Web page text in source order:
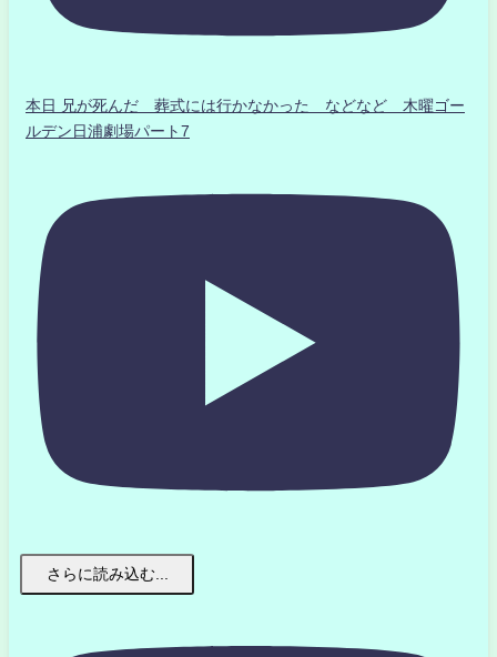
本日 兄が死んだ 葬式には行かなかった などなど 木曜ゴー
ルデン日浦劇場パート7
さらに読み込む...